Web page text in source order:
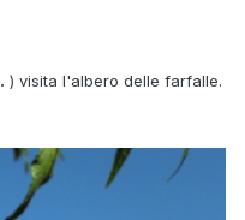
) visita l'albero delle farfalle.